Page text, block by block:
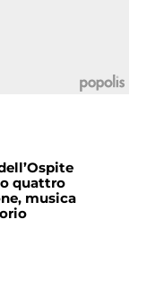
quattro
musica